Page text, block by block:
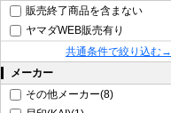
販売終了商品を含まない
ヤマダWEB販売有り
共通条件で絞り込む→
メーカー
その他メーカー(8)